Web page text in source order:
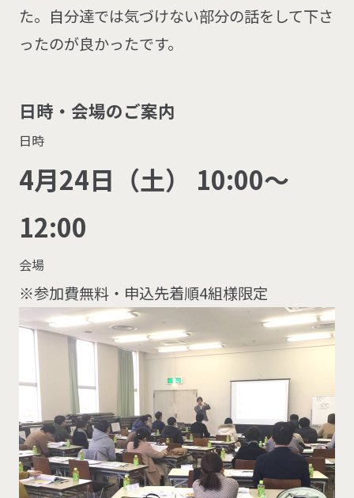
た。自分達では気づけない部分の話をして下さ
ったのが良かったです。
日時 ・ 会場のご案内
日時
4月24日（土） 10:00～
12:00
会場
※参加費無料・申込先着順4組様限定